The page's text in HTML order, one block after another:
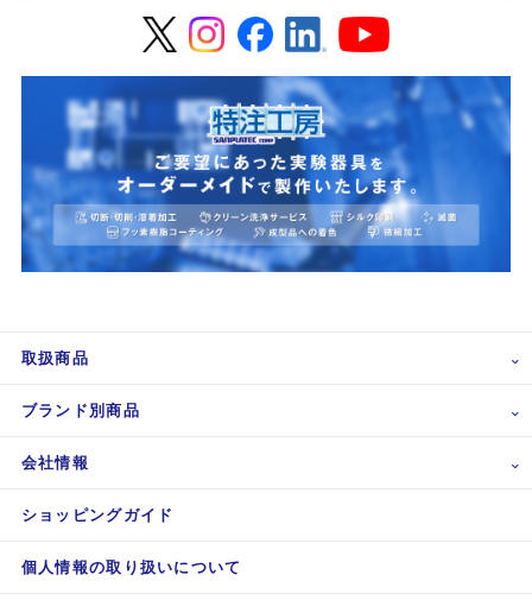
取扱商品
ブランド別商品
会社情報
ショッピングガイド
個人情報の取り扱いについて